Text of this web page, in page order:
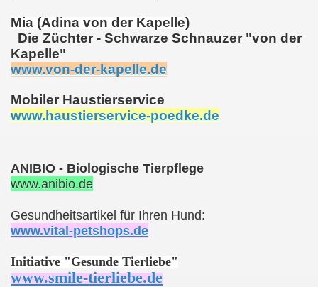
Mia (Adina von der Kapelle)
Die Züchter - Schwarze Schnauzer "von der
Kapelle"
www.von-der-kapelle.de
Mobiler Haustierservice
www.haustierservice-poedke.de
ANIBIO - Biologische Tierpflege
www.anibio.de
Gesundheitsartikel für Ihren Hund:
www.vital-petshops.de
Initiative "Gesunde Tierliebe"
www.smile-tierliebe.de